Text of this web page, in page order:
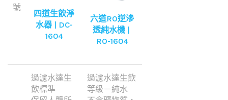
號
四道生飲淨
水器 | DC-
1604
六道RO逆滲
透純水機 |
RO-1604
過濾水達生
飲標準
過濾水達生飲
等級－純水